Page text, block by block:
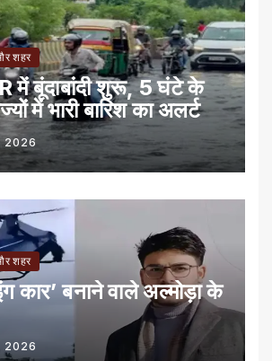
शहर
में बूंदाबांदी शुरू, 5 घंटे के
में भारी बारिश का अलर्ट
2026
शहर
कार’ बनाने वाले अल्मोड़ा के
2026